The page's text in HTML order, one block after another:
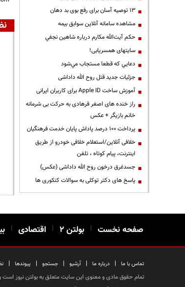
13 توصیه آسان برای رفع بوی بد دهان
مشاهده سامانه آنلاين سوابق بیمه
حكم آيت‌الله مكارم درباره شاهين نجفي
سایتهای همسریابی!
دعايي كه قطعا مستجاب مي‌شود
جزئیات جدید قتل روح الله داداشی
آموزش ساخت Apple ID برای کاربران ایرانی
راز خنده های اصغر فرهادی به حرکت بی شرمانه
خانم بازیگر + عکس
پرداخت ۱۰۰ درصد پاداش پایان خدمت فرهنگیان
خلافی آنلاین/استعلام خلافی خودرو از طریق
اینترنت، پیام کوتاه ، تلفن
جسدغرق درخون روح الله داداشی (عکس)
پاسخ های دکتر توکلی به سوالات کنکوری ها
صفحه نخست | بولتن ۲ | اقتصادی |
تماس با ما | درباره ما | آرشیو | جستجو | پیوندها |
تمام حقوق مادی و معنوی این سایت متعلق به بولتن نیوز است